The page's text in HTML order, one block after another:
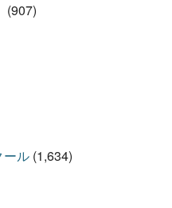
(907)
ール (1,634)